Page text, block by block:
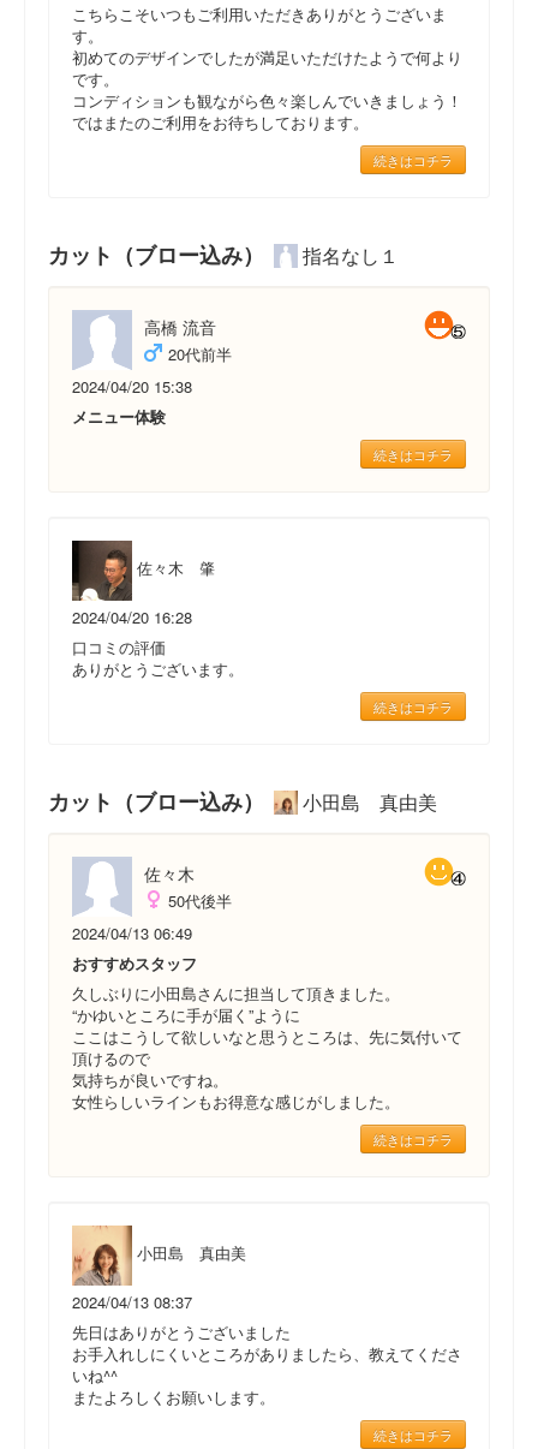
こちらこそいつもご利用いただきありがとうございま
す。
初めてのデザインでしたが満足いただけたようで何より
です。
コンディションも観ながら色々楽しんでいきましょう！
ではまたのご利用をお待ちしております。
続きはコチラ
カット（ブロー込み） 指名なし１
高橋 流音
20代前半
2024/04/20 15:38
メニュー体験
続きはコチラ
佐々木 肇
2024/04/20 16:28
口コミの評価
ありがとうございます。
続きはコチラ
カット（ブロー込み） 小田島 真由美
佐々木
50代後半
2024/04/13 06:49
おすすめスタッフ
久しぶりに小田島さんに担当して頂きました。
“かゆいところに手が届く”ように
ここはこうして欲しいなと思うところは、先に気付いて
頂けるので
気持ちが良いですね。
女性らしいラインもお得意な感じがしました。
続きはコチラ
小田島 真由美
2024/04/13 08:37
先日はありがとうございました
お手入れしにくいところがありましたら、教えてくださ
いね^^
またよろしくお願いします。
続きはコチラ